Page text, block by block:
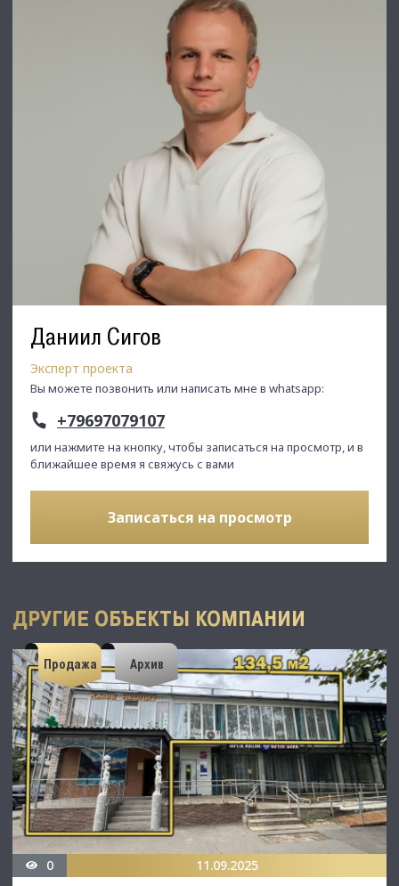
Даниил Сигов
Эксперт проекта
Вы можете позвонить или написать мне в whatsapp:
+79697079107
или нажмите на кнопку, чтобы записаться на просмотр, и в
ближайшее время я свяжусь с вами
Записаться на просмотр
⭐ Добавьте объявление в Избранное, чтобы не потерять!
С Уважением, Тлевалдэ Шуканов.
Недвижимость Северо-Запада.
ДРУГИЕ ОБЪЕКТЫ КОМПАНИИ
Продажа Архив
0 11.09.2025